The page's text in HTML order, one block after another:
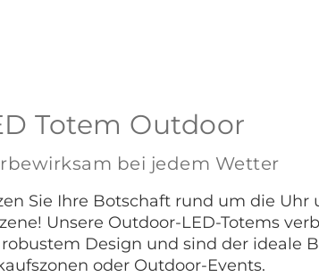
Totem Outdoor
bei jedem Wetter
Sie Ihre Botschaft rund um die
Unsere Outdoor-LED-Totems
Design und sind der ideale
oder Outdoor-Events.